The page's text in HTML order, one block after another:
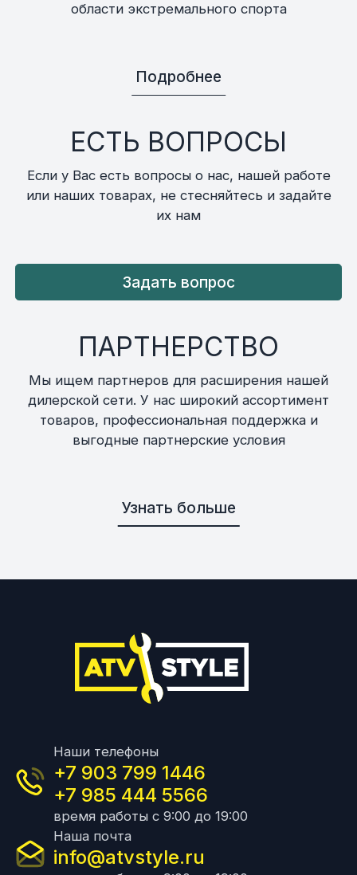
области экстремального спорта
Подробнее
ЕСТЬ ВОПРОСЫ
Если у Вас есть вопросы о нас, нашей работе
или наших товарах, не стесняйтесь и задайте
их нам
Задать вопрос
ПАРТНЕРСТВО
Мы ищем партнеров для расширения нашей
дилерской сети. У нас широкий ассортимент
товаров, профессиональная поддержка и
выгодные партнерские условия
Узнать больше
Наши телефоны
+7 903 799 1446
+7 985 444 5566
время работы с 9:00 до 19:00
Наша почта
info@atvstyle.ru